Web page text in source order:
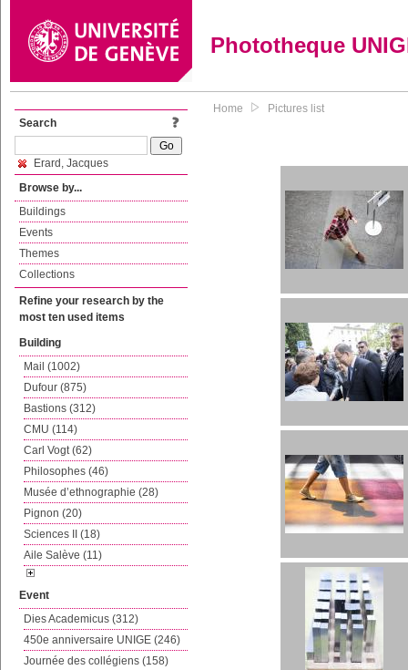
Phototheque
Search
Erard, Jacques
Browse by...
Buildings
Events
Themes
Collections
Refine your research by the
most ten used items
Building
Mail (1002)
Dufour (875)
Bastions (312)
CMU (114)
Carl Vogt (62)
Philosophes (46)
Musée d’ethnographie (28)
Pignon (20)
Sciences II (18)
Aile Salève (11)
Event
Dies Academicus (312)
450e anniversaire UNIGE (246)
Journée des collégiens (158)
Home Pictures list